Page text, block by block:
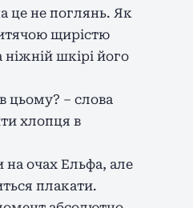
це не поглянь. Як
щирістю
шкірі його
цьому? – слова
хлопця в
на очах Ельфа, але
плакати.